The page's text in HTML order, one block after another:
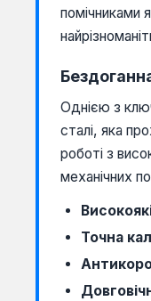
помічниками
Однією з
сталі, яка
роботі з
механічних
Точна